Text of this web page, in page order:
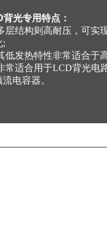
背光专用特点：
层结构则高耐压，可实
;
低发热特性非常适合于
常适合用于LCD背光电
电容器。